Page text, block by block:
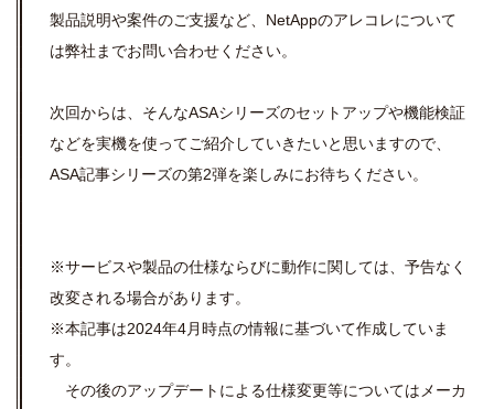
製品説明や案件のご支援など、NetAppのアレコレについて
は弊社までお問い合わせください。
次回からは、そんなASAシリーズのセットアップや機能検証
などを実機を使ってご紹介していきたいと思いますので、
ASA記事シリーズの第2弾を楽しみにお待ちください。
※サービスや製品の仕様ならびに動作に関しては、 予告なく
改変される場合があります。
※本記事は2024年4月時点の情報に基づいて作成していま
す。
その後のアップデートによる仕様変更等についてはメーカ